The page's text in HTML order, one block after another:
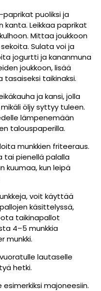
puoliksi ja
Leikkaa paprikat
Mittaa joukkoon
Sulata voi ja
jogurtti ja kananmuna
joukkoon, lisää
taikinaksi.
ja kansi, jolla
öljy syttyy tuleen.
lämpenemään
talouspaperilla.
munkkien friteeraus.
tai pienellä palalla
kuumaa, kun leipä
voit käyttää
käsittelyssä,
taikinapallot
4–5 munkkia
munkki.
lautaselle
hetki.
majoneesiin.